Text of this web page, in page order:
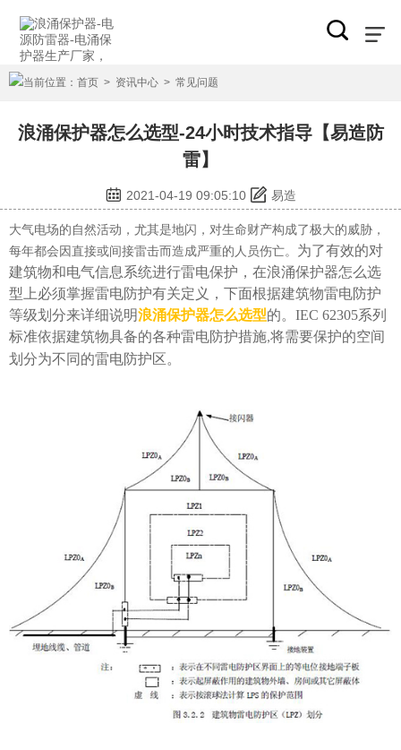
当前位置： 首页 > 资讯中心 > 常见问题
浪涌保护器怎么选型-24小时技术指导【易造防
雷】
2021-04-19 09:05:10 易造
大气电场的自然活动，尤其是地闪，对生命财产构成了极大的威胁，
每年都会因直接或间接雷击而造成严重的人员伤亡。 为了有效的对
建筑物和电气信息系统进行雷电保护，在浪涌保护器怎么选
型上必须掌握雷电防护有关定义，下面根据建筑物雷电防护
等级划分来详细说明浪涌保护器怎么选型的。 IEC 62305系列
标准依据建筑物具备的各种雷电防护措施,将需要保护的空间
划分为不同的雷电防护区。